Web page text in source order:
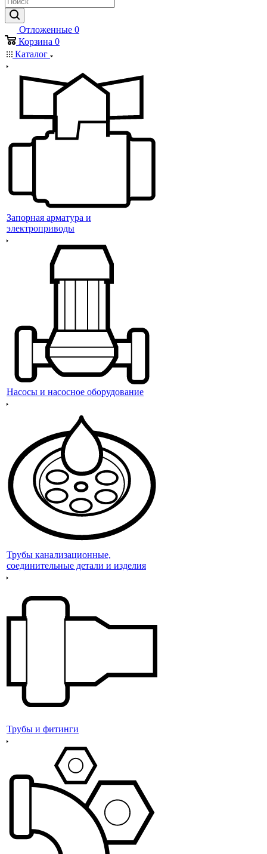
Отложенные 0
Корзина 0
Каталог
Запорная арматура и
электроприводы
Насосы и насосное оборудование
Трубы канализационные,
соединительные детали и изделия
Трубы и фитинги